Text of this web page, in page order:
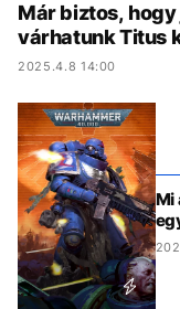
Már biztos,
várhatunk Titus
2025.4.8 14:00
Mi